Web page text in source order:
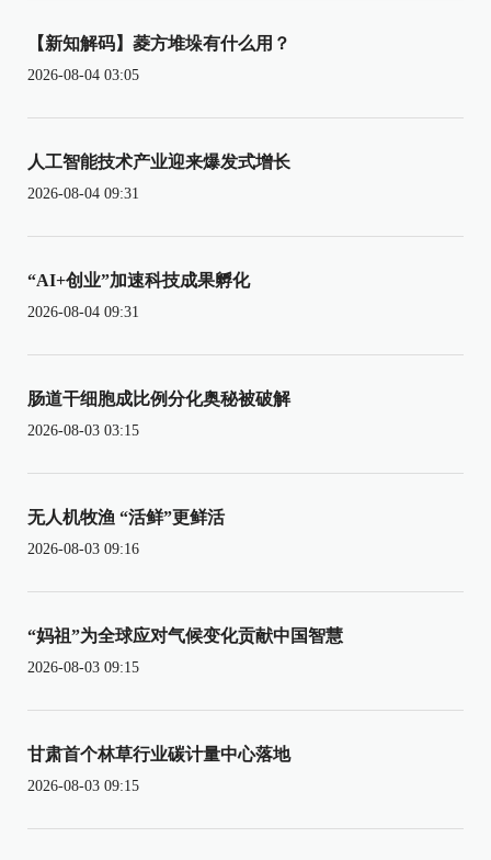
【新知解码】菱方堆垛有什么用？
2026-08-04 03:05
人工智能技术产业迎来爆发式增长
2026-08-04 09:31
“AI+创业”加速科技成果孵化
2026-08-04 09:31
肠道干细胞成比例分化奥秘被破解
2026-08-03 03:15
无人机牧渔 “活鲜”更鲜活
2026-08-03 09:16
“妈祖”为全球应对气候变化贡献中国智慧
2026-08-03 09:15
甘肃首个林草行业碳计量中心落地
2026-08-03 09:15